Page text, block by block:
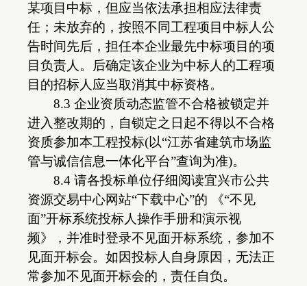
某项目中标，但应当依法承担相应法律责
任；未放弃的，按照不同工程项目中标人公
告时间先后，担任本企业最先中标项目的项
目负责人。后确定该企业为中标人的工程项
目的招标人应当取消其中标资格。
8.3 企业资质动态监管不合格被锁定并
进入整改期的，自锁定之日起不得以不合格
资质参加本工程投标(以“江苏省建筑市场监
管与诚信信息一体化平台”查询为准)。
8.4 请各投标单位仔细阅读宜兴市公共
资源交易中心网站“下载中心”的 《“不见
面”开标系统投标人操作手册和演示视
频》，并准时登录不见面开标系统，参加不
见面开标会。如因投标人自身原因，无法正
常参加不见面开标会的，责任自负。